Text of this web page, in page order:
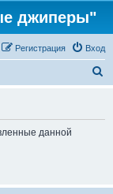
джиперы"
Вход
Регистрация
данной